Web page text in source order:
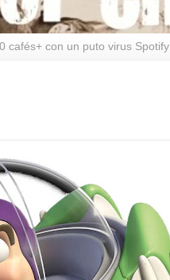
cafés+ con un puto virus Spotify